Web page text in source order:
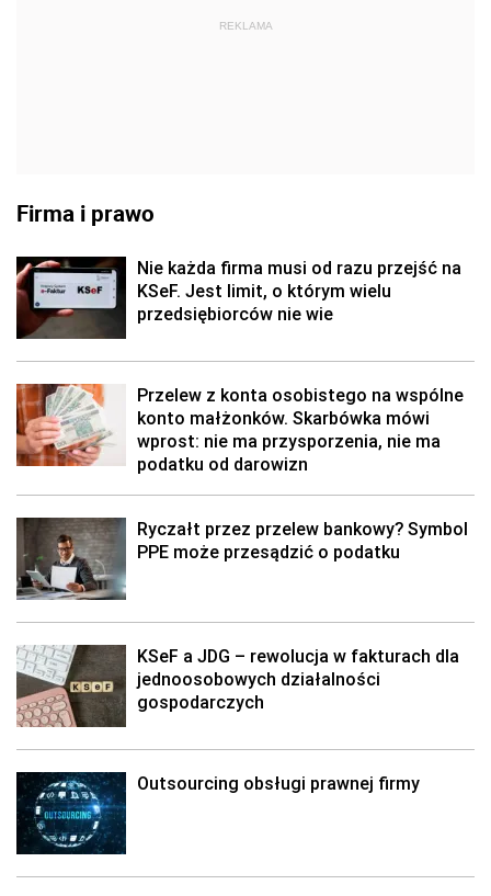
REKLAMA
Firma i prawo
Nie każda firma musi od razu przejść na
KSeF. Jest limit, o którym wielu
przedsiębiorców nie wie
Przelew z konta osobistego na wspólne
konto małżonków. Skarbówka mówi
wprost: nie ma przysporzenia, nie ma
podatku od darowizn
Ryczałt przez przelew bankowy? Symbol
PPE może przesądzić o podatku
KSeF a JDG – rewolucja w fakturach dla
jednoosobowych działalności
gospodarczych
Outsourcing obsługi prawnej firmy